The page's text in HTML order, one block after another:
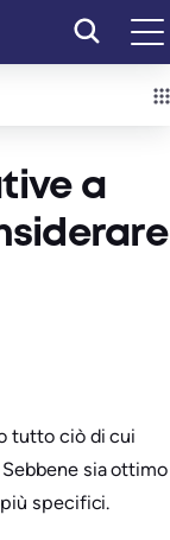
a
tutto ciò di cui
sia ottimo
specifici.